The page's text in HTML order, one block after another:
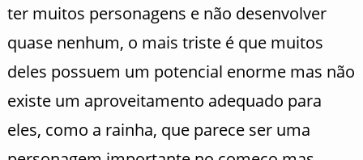
ter muitos personagens e não desenvolver
quase nenhum, o mais triste é que muitos
deles possuem um potencial enorme mas não
existe um aproveitamento adequado para
eles, como a rainha, que parece ser uma